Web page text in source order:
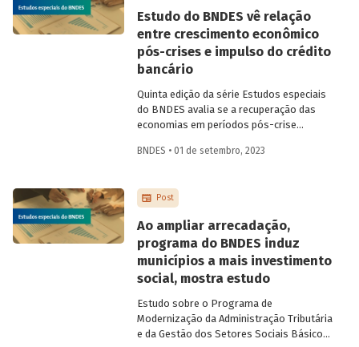
cresceram 111%, atingindo R$ 183,6
bilhões.
Estudo do BNDES vê relação
entre crescimento econômico
pós-crises e impulso do crédito
bancário
Quinta edição da série Estudos especiais
do BNDES avalia se a recuperação das
economias em períodos pós-crise
desempenho do mercado de crédito
é a evolução do impulso do crédito no
Brasil e se há relação deste com o
BNDES • 01 de setembro, 2023
Post
Ao ampliar arrecadação,
programa do BNDES induz
municípios a mais investimento
social, mostra estudo
Estudo sobre o Programa de
Modernização da Administração Tributária
e da Gestão dos Setores Sociais Básicos